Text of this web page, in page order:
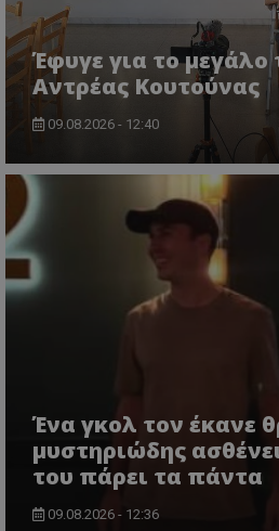
Έφυγε για το μεγάλο
Αντρέας Κουτούνας
09.08.2026 - 12:40
Ένα γκολ τον έκανε
μυστηριώδης
του πάρει τα πάντα
09.08.2026 - 12:36